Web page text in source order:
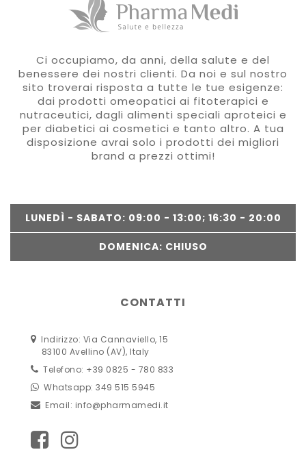
Ci occupiamo, da anni, della salute e del
benessere dei nostri clienti. Da noi e sul nostro
sito troverai risposta a tutte le tue esigenze:
dai prodotti omeopatici ai fitoterapici e
nutraceutici, dagli alimenti speciali aproteici e
per diabetici ai cosmetici e tanto altro. A tua
disposizione avrai solo i prodotti dei migliori
brand a prezzi ottimi!
LUNEDÌ - SABATO: 09:00 - 13:00; 16:30 - 20:00
DOMENICA: CHIUSO
CONTATTI
Indirizzo: Via Cannaviello, 15
83100 Avellino (AV), Italy
Telefono: +39 0825 - 780 833
Whatsapp: 349 515 5945
Email: info@pharmamedi.it